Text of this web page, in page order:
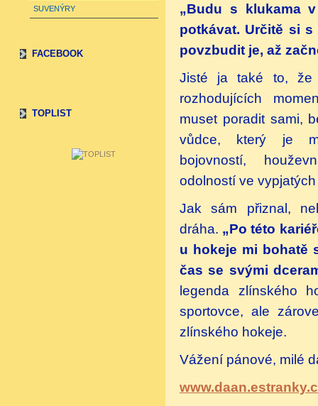
SUVENÝRY
FACEBOOK
TOPLIST
„Budu s klukama
potkávat. Určitě si
povzbudit je, až
Jisté ja také to, že
rozhodujících
muset poradit sami,
vůdce, který je
bojovností,
odolností ve
Jak sám přiznal,
dráha. „Po této
u hokeje mi bohatě
čas se svými
legenda zlínského
sportovce, ale
zlínského hokeje.
Vážení pánové, milé